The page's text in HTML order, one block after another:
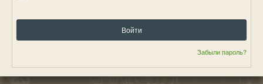
Войти
Забыли пароль?